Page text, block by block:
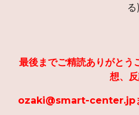
る)
最後までご精読ありがとう
想、
ozaki@smart-center.jpま